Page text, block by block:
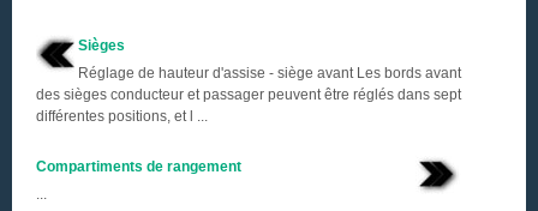
Sièges
Réglage de hauteur d'assise - siège avant Les bords avant
des sièges conducteur et passager peuvent être réglés dans sept
différentes positions, et l ...
Compartiments de rangement
...